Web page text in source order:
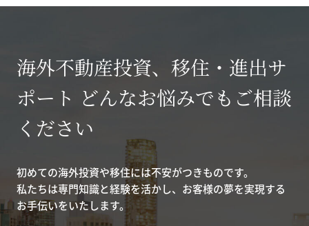
海外不動産投資、移住・進出サ
ポート どんなお悩みでもご相談
ください
初めての海外投資や移住には不安がつきものです。
私たちは専門知識と経験を活かし、お客様の夢を実現する
お手伝いをいたします。